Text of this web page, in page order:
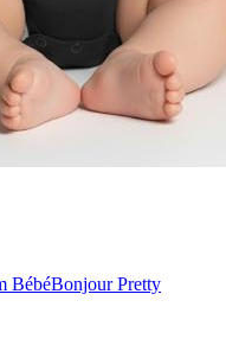
BébéBonjour Pretty